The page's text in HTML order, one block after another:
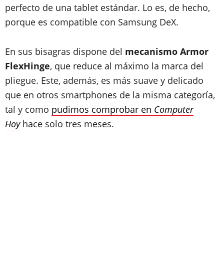
perfecto de una tablet estándar. Lo es, de hecho,
porque es compatible con Samsung DeX.
En sus bisagras dispone del mecanismo Armor
FlexHinge, que reduce al máximo la marca del
pliegue. Este, además, es más suave y delicado
que en otros smartphones de la misma categoría,
tal y como pudimos comprobar en Computer
Hoyhace solo tres meses.